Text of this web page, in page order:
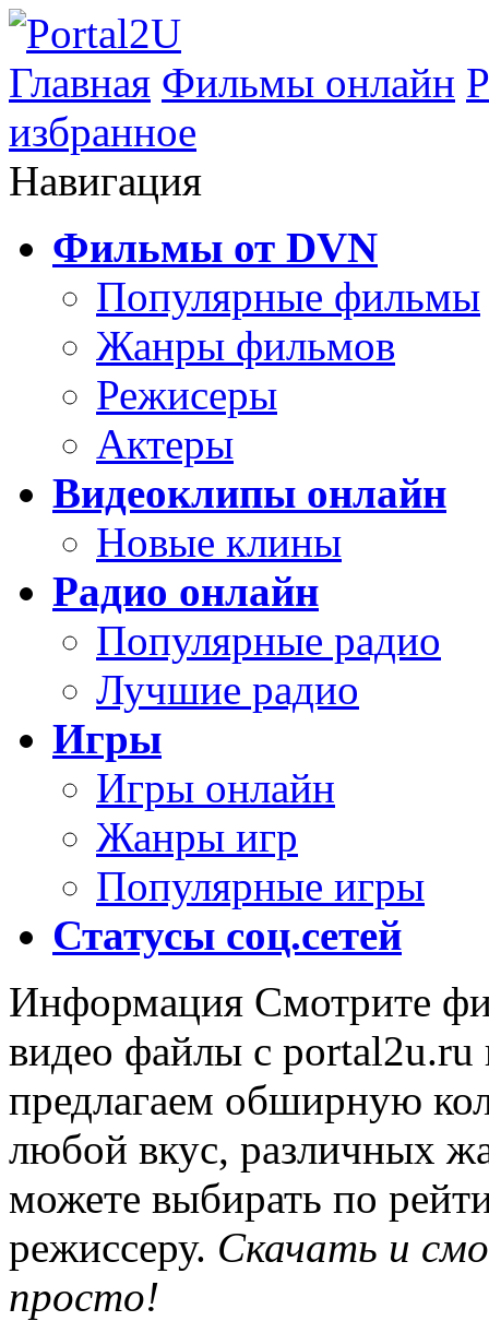
Главная Фильмы онлайн
избранное
Навигация
Фильмы от DVN
Популярные фильмы
Жанры фильмов
Режисеры
Актеры
Видеоклипы онлайн
Новые клины
Радио онлайн
Популярные радио
Лучшие радио
Игры
Игры онлайн
Жанры игр
Популярные игры
Статусы соц.сетей
Информация Смотрите
видео файлы с
предлагаем обширную
любой вкус, различных
можете выбирать по
режиссеру. Скачать и
просто!